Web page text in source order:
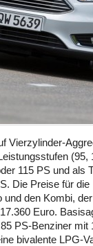
Vierzylinder-
(95,
115 PS und als
Die Preise für die
und den Kombi,
Euro.
PS-Benziner mit
bivalente LPG-